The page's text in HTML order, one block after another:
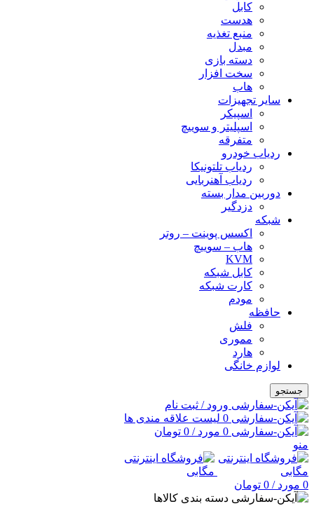
کابل
هدست
منبع تغذیه
مبدل
دسته بازی
سخت افزار
هاب
سایر تجهیزات
اسپیکر
اسپلیتر و سوییچ
متفرقه
ردیاب خودرو
ردیاب تلتونیکا
ردیاب آهنربایی
دوربین مدار بسته
دزدگیر
شبکه
اکسس پوینت – روتر
هاب – سوییچ
KVM
کابل شبکه
کارت شبکه
مودم
حافظه
فلش
مموری
هارد
لوازم خانگی
جستجو
ورود / ثبت نام
0 لیست علاقه مندی ها
0 مورد/
0 تومان
منو
0 مورد/
0 تومان
دسته بندی کالاها